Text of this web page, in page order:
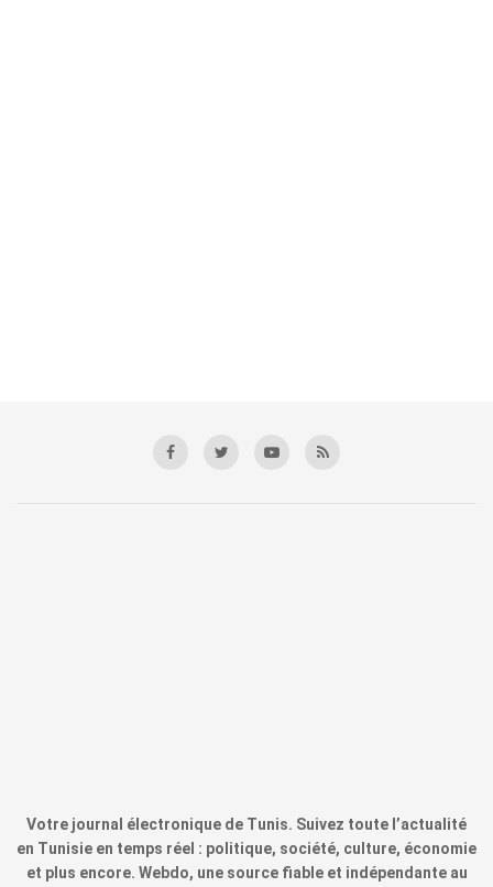
Votre journal électronique de Tunis. Suivez toute l’actualité
en Tunisie en temps réel : politique, société, culture, économie
et plus encore. Webdo, une source fiable et indépendante au